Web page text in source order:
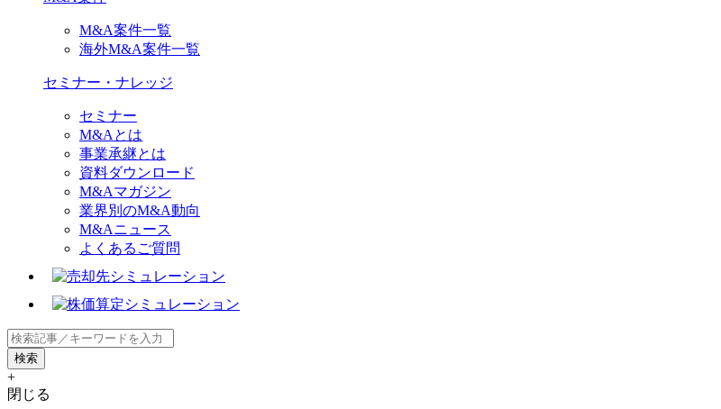
M&A案件一覧
海外M&A案件一覧
セミナー・ナレッジ
セミナー
M&Aとは
事業承継とは
資料ダウンロード
M&Aマガジン
業界別のM&A動向
M&Aニュース
よくあるご質問
+
閉じる